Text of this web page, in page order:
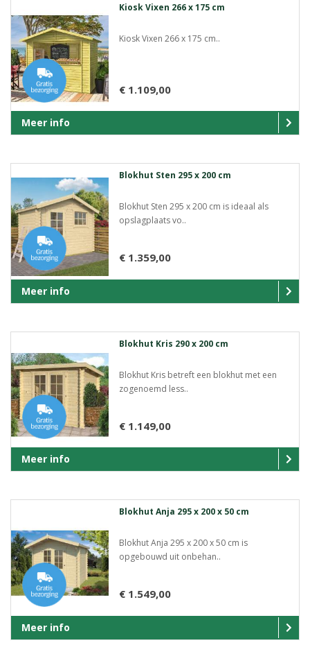
Kiosk Vixen 266 x 175 cm
Kiosk Vixen 266 x 175 cm..
€ 1.109,00
Meer info
Blokhut Sten 295 x 200 cm
Blokhut Sten 295 x 200 cm is ideaal als
opslagplaats vo..
€ 1.359,00
Meer info
Blokhut Kris 290 x 200 cm
Blokhut Kris betreft een blokhut met een
zogenoemd less..
€ 1.149,00
Meer info
Blokhut Anja 295 x 200 x 50 cm
Blokhut Anja 295 x 200 x 50 cm is
opgebouwd uit onbehan..
€ 1.549,00
Meer info